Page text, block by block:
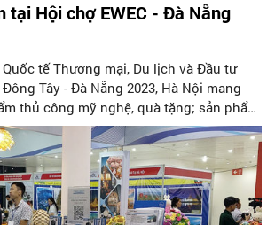
tại Hội chợ EWEC - Đà Nẵng
tế Thương mại, Du lịch và Đầu tư
Tây - Đà Nẵng 2023, Hà Nội mang
thủ công mỹ nghệ, quà tặng; sản phẩm
hàng tiêu dùng… tạo cơ hội lớn đẩy
tư trong nước và quốc tế, nâng tầm
các sản phẩm của Thủ đô.